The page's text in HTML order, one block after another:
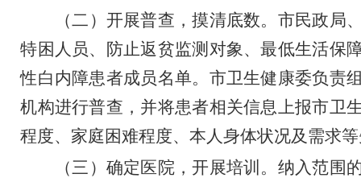
（二） 开展普查，摸清底数。 市民政局
特困人员、防止返贫监测对象、最低生活保
性白内障患者成员名单。市卫生健康委负责
机构进行普查，并将患者相关信息上报市卫
程度、家庭困难程度、本人身体状况及需求
（三） 确定医院，开展培训。 纳入范围